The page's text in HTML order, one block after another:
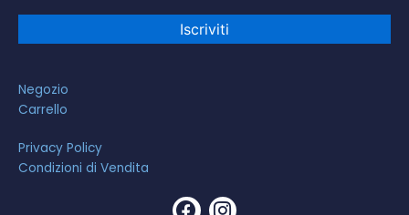
Negozio
Carrello
Privacy Policy
Condizioni di Vendita
F
I